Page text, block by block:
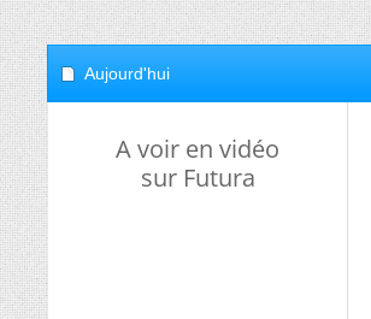
Aujourd'hui
A voir en vidéo
sur Futura